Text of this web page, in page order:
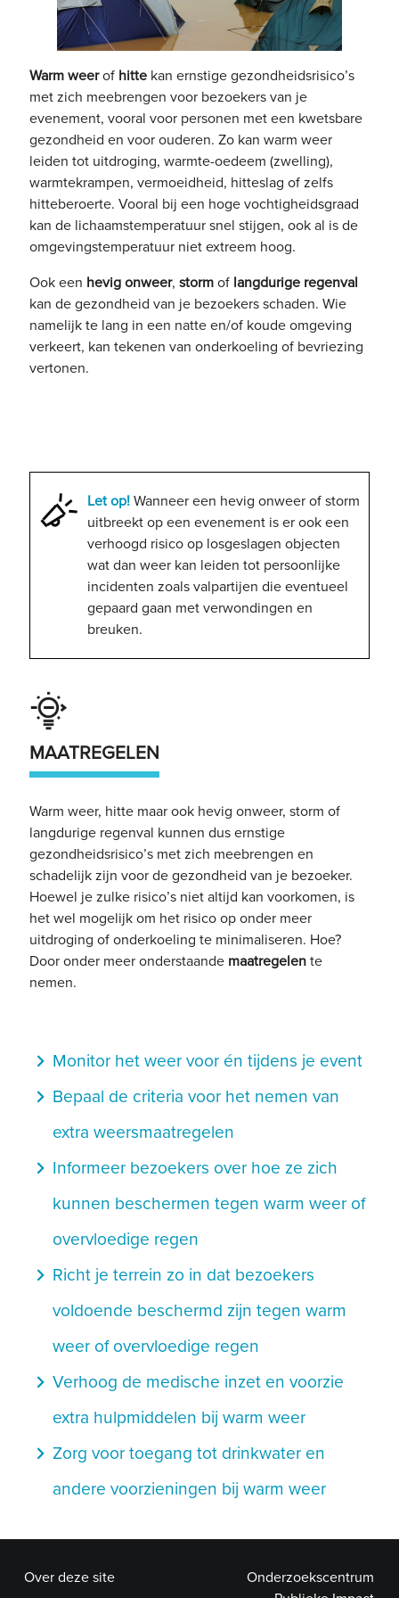
Warm weerof hittekan ernstige gezondheidsrisico’s
met zich meebrengen voor bezoekers van je
evenement, vooral voor personen met een kwetsbare
gezondheid en voor ouderen. Zo kan warm weer
leiden tot uitdroging, warmte-oedeem (zwelling),
warmtekrampen, vermoeidheid, hitteslag of zelfs
hitteberoerte. Vooral bij een hoge vochtigheidsgraad
kan de lichaamstemperatuur snel stijgen, ook al is de
omgevingstemperatuur niet extreem hoog.
Ook een hevig onweer, stormof langdurige regenval
kan de gezondheid van je bezoekers schaden. Wie
namelijk te lang in een natte en/of koude omgeving
verkeert, kan tekenen van onderkoeling of bevriezing
vertonen.
Let op!Wanneer een hevig onweer of storm
uitbreekt op een evenement is er ook een
verhoogd risico op losgeslagen objecten
wat dan weer kan leiden tot persoonlijke
incidenten zoals valpartijen die eventueel
gepaard gaan met verwondingen en
breuken.
MAATREGELEN
Warm weer, hitte maar ook hevig onweer, storm of
langdurige regenval kunnen dus ernstige
gezondheidsrisico’s met zich meebrengen en
schadelijk zijn voor de gezondheid van je bezoeker.
Hoewel je zulke risico’s niet altijd kan voorkomen, is
het wel mogelijk om het risico op onder meer
uitdroging of onderkoeling te minimaliseren. Hoe?
Door onder meer onderstaande maatregelente
nemen.
navigate_next Monitor het weer voor én tijdens je event
navigate_next Bepaal de criteria voor het nemen van
extra weersmaatregelen
navigate_next Informeer bezoekers over hoe ze zich
kunnen beschermen tegen warm weer of
overvloedige regen
navigate_next Richt je terrein zo in dat bezoekers
voldoende beschermd zijn tegen warm
weer of overvloedige regen
navigate_next Verhoog de medische inzet en voorzie
extra hulpmiddelen bij warm weer
navigate_next Zorg voor toegang tot drinkwater en
andere voorzieningen bij warm weer
Over deze site
Onderzoekscentrum